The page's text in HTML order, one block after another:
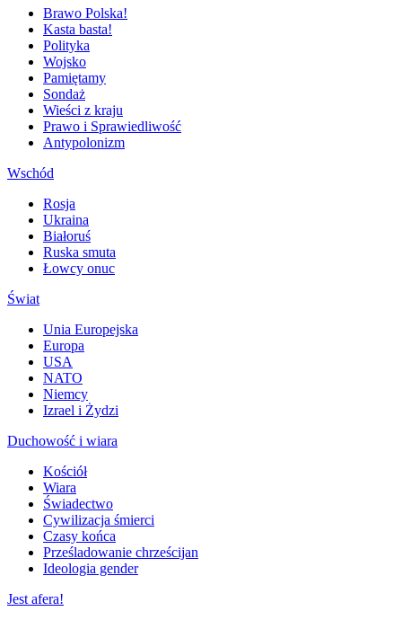
Brawo Polska!
Kasta basta!
Polityka
Wojsko
Pamiętamy
Sondaż
Wieści z kraju
Prawo i Sprawiedliwość
Antypolonizm
Wschód
Rosja
Ukraina
Białoruś
Ruska smuta
Łowcy onuc
Świat
Unia Europejska
Europa
USA
NATO
Niemcy
Izrael i Żydzi
Duchowość i wiara
Kościół
Wiara
Świadectwo
Cywilizacja śmierci
Czasy końca
Prześladowanie chrześcijan
Ideologia gender
Jest afera!